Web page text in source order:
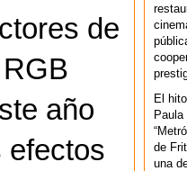
de
año
efectos
El
de
una